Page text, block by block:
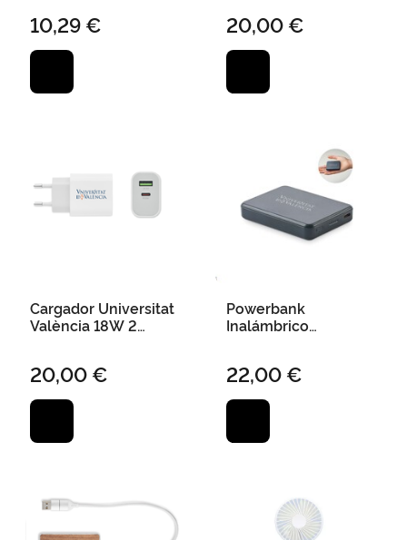
10,29 € 20,00 €
Cargador Universitat
València 18W 2
20,00 €
Powerbank
Inalámbrico
22,00 €